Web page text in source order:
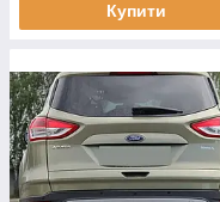
Купити